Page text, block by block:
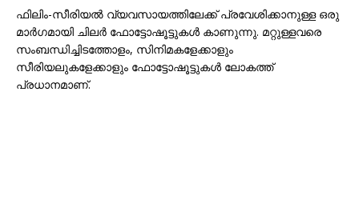
ഫിലിം-സീരിയൽ വ്യവസായത്തിലേക്ക് പ്രവേശിക്കാനുള്ള ഒരു
മാർഗമായി ചിലർ ഫോട്ടോഷൂട്ടുകൾ കാണുന്നു. മറ്റുള്ളവരെ
സംബന്ധിച്ചിടത്തോളം, സിനിമകളേക്കാളും
സീരിയലുകളേക്കാളും ഫോട്ടോഷൂട്ടുകൾ ലോകത്ത്
പ്രധാനമാണ്.